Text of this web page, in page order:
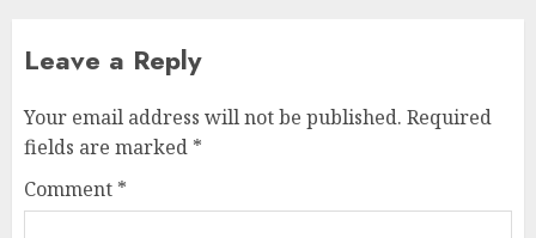
Leave a Reply
Your email address will not be published. Required
fields are marked *
Comment *